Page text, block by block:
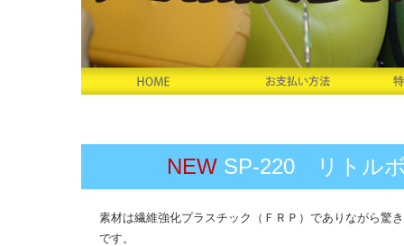
NEW SP-220 リトル
素材は繊維強化プラスチック（ＦＲＰ）でありながら驚
です。